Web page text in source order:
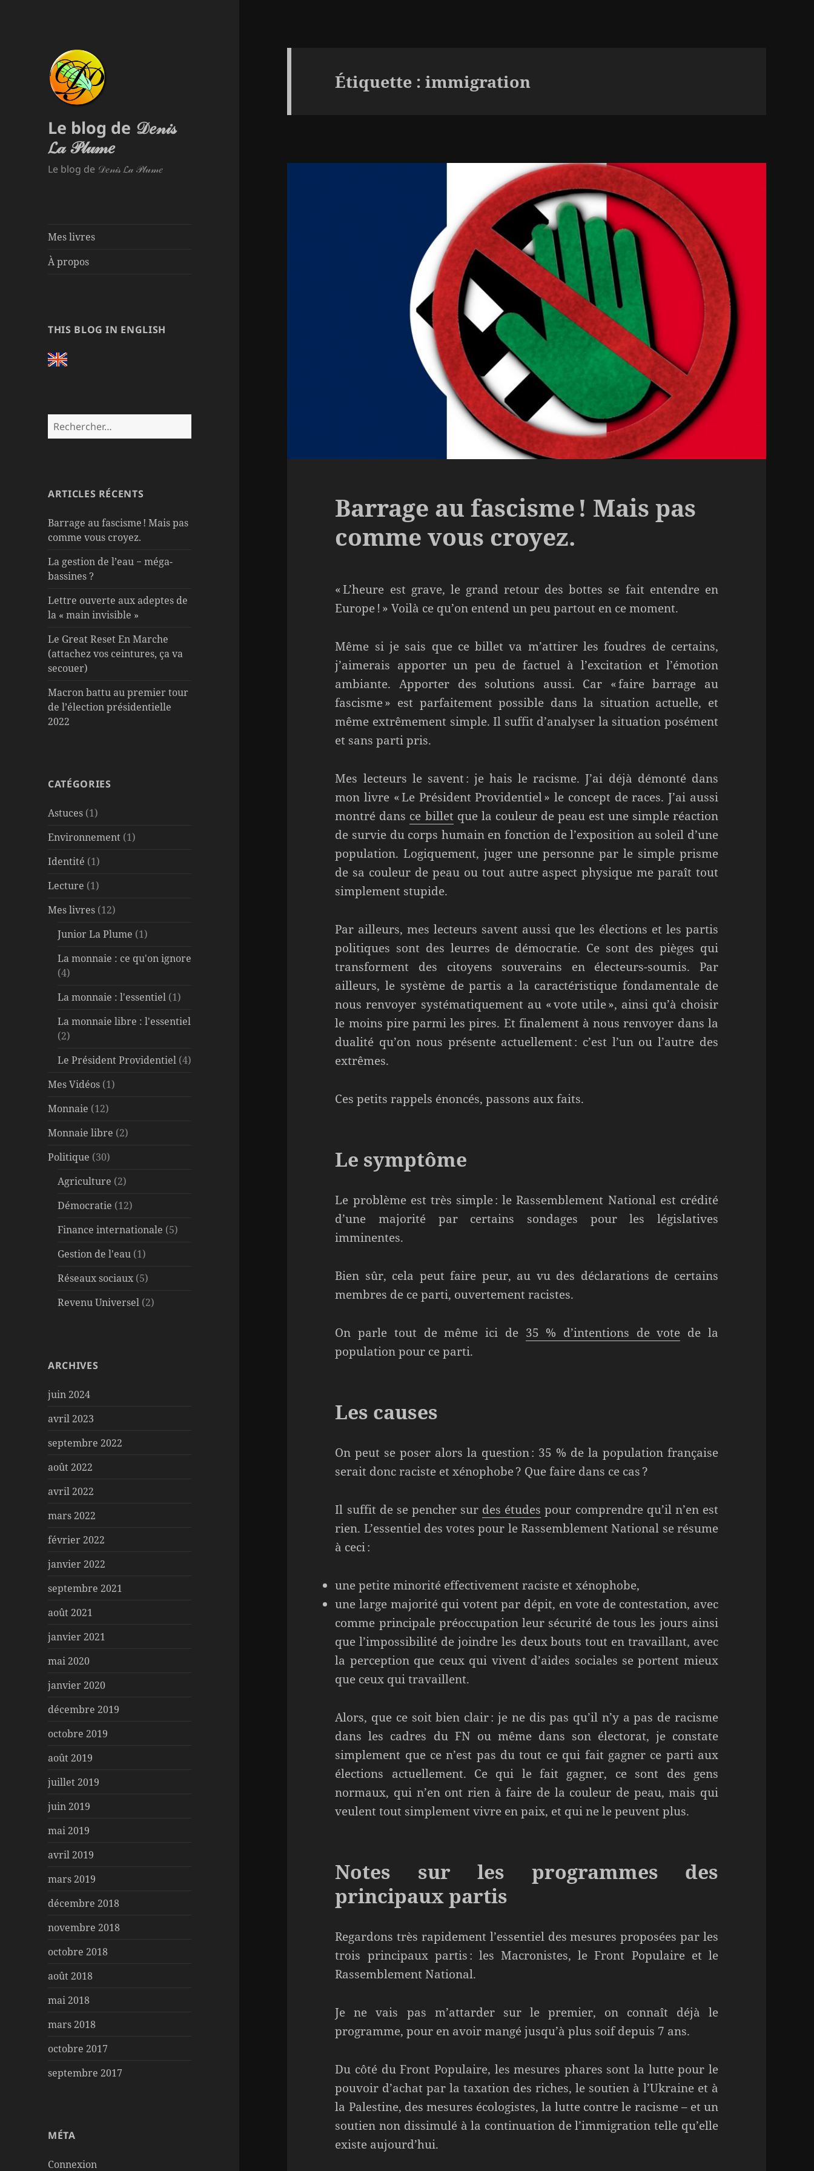
Le blog de 𝒟𝑒𝓃𝒾𝓈
𝓛𝒶 𝒫𝓁𝓊𝓂𝑒
Le blog de 𝒟𝑒𝓃𝒾𝓈 𝓛𝒶 𝒫𝓁𝓊𝓂𝑒
Mes livres
À propos
THIS BLOG IN ENGLISH
Rechercher :
ARTICLES RÉCENTS
Barrage au fascisme ! Mais pas
comme vous croyez.
La gestion de l’eau − méga-
bassines ?
Lettre ouverte aux adeptes de
la « main invisible »
Le Great Reset En Marche
(attachez vos ceintures, ça va
secouer)
Macron battu au premier tour
de l’élection présidentielle
2022
CATÉGORIES
Astuces (1)
Environnement (1)
Identité (1)
Lecture (1)
Mes livres (12)
Junior La Plume (1)
La monnaie : ce qu'on ignore
(4)
La monnaie : l'essentiel (1)
La monnaie libre : l'essentiel
(2)
Le Président Providentiel (4)
Mes Vidéos (1)
Monnaie (12)
Monnaie libre (2)
Politique (30)
Agriculture (2)
Démocratie (12)
Finance internationale (5)
Gestion de l'eau (1)
Réseaux sociaux (5)
Revenu Universel (2)
ARCHIVES
juin 2024
avril 2023
septembre 2022
août 2022
avril 2022
mars 2022
février 2022
janvier 2022
septembre 2021
août 2021
janvier 2021
mai 2020
janvier 2020
décembre 2019
octobre 2019
août 2019
juillet 2019
juin 2019
mai 2019
avril 2019
mars 2019
décembre 2018
novembre 2018
octobre 2018
août 2018
mai 2018
mars 2018
octobre 2017
septembre 2017
MÉTA
Connexion
Étiquette :immigration
Barrage au fascisme ! Mais pas
comme vous croyez.
« L’heure est grave, le grand retour des bottes se fait entendre en
Europe ! » Voilà ce qu’on entend un peu partout en ce moment.
Même si je sais que ce billet va m’attirer les foudres de certains,
j’aimerais apporter un peu de factuel à l’excitation et l’émotion
ambiante. Apporter des solutions aussi. Car « faire barrage au
fascisme » est parfaitement possible dans la situation actuelle, et
même extrêmement simple. Il suffit d’analyser la situation posément
et sans parti pris.
Mes lecteurs le savent : je hais le racisme. J’ai déjà démonté dans
mon livre « Le Président Providentiel » le concept de races. J’ai aussi
montré dans ce billetque la couleur de peau est une simple réaction
de survie du corps humain en fonction de l’exposition au soleil d’une
population. Logiquement, juger une personne par le simple prisme
de sa couleur de peau ou tout autre aspect physique me paraît tout
simplement stupide.
Par ailleurs, mes lecteurs savent aussi que les élections et les partis
politiques sont des leurres de démocratie. Ce sont des pièges qui
transforment des citoyens souverains en électeurs-soumis. Par
ailleurs, le système de partis a la caractéristique fondamentale de
nous renvoyer systématiquement au « vote utile », ainsi qu’à choisir
le moins pire parmi les pires. Et finalement à nous renvoyer dans la
dualité qu’on nous présente actuellement : c’est l’un ou l’autre des
extrêmes.
Ces petits rappels énoncés, passons aux faits.
Le symptôme
Le problème est très simple : le Rassemblement National est crédité
d’une majorité par certains sondages pour les législatives
imminentes.
Bien sûr, cela peut faire peur, au vu des déclarations de certains
membres de ce parti, ouvertement racistes.
On parle tout de même ici de 35 % d’intentions de vote de la
population pour ce parti.
Les causes
On peut se poser alors la question : 35 % de la population française
serait donc raciste et xénophobe ? Que faire dans ce cas ?
Il suffit de se pencher sur des études pour comprendre qu’il n’en est
rien. L’essentiel des votes pour le Rassemblement National se résume
à ceci :
une petite minorité effectivement raciste et xénophobe,
une large majorité qui votent par dépit, en vote de contestation, avec
comme principale préoccupation leur sécurité de tous les jours ainsi
que l’impossibilité de joindre les deux bouts tout en travaillant, avec
la perception que ceux qui vivent d’aides sociales se portent mieux
que ceux qui travaillent.
Alors, que ce soit bien clair : je ne dis pas qu’il n’y a pas de racisme
dans les cadres du FN ou même dans son électorat, je constate
simplement que ce n’est pas du tout ce qui fait gagner ce parti aux
élections actuellement. Ce qui le fait gagner, ce sont des gens
normaux, qui n’en ont rien à faire de la couleur de peau, mais qui
veulent tout simplement vivre en paix, et qui ne le peuvent plus.
Notes sur les programmes des
principaux partis
Regardons très rapidement l’essentiel des mesures proposées par les
trois principaux partis : les Macronistes, le Front Populaire et le
Rassemblement National.
Je ne vais pas m’attarder sur le premier, on connaît déjà le
programme, pour en avoir mangé jusqu’à plus soif depuis 7 ans.
Du côté du Front Populaire, les mesures phares sont la lutte pour le
pouvoir d’achat par la taxation des riches, le soutien à l’Ukraine et à
la Palestine, des mesures écologistes, la lutte contre le racisme – et un
soutien non dissimulé à la continuation de l’immigration telle qu’elle
existe aujourd’hui.